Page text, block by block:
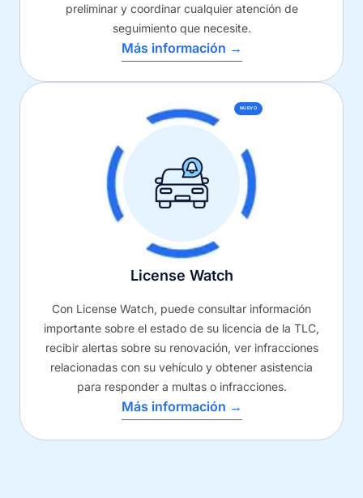
preliminar y coordinar cualquier atención de
seguimiento que necesite.
Más información →
NUEVO
License Watch
Con License Watch, puede consultar información
importante sobre el estado de su licencia de la TLC,
recibir alertas sobre su renovación, ver infracciones
relacionadas con su vehículo y obtener asistencia
para responder a multas o infracciones.
Más información →